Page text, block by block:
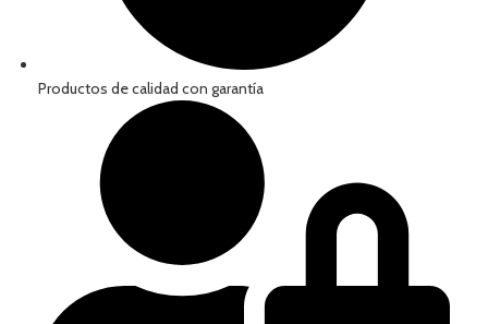
Productos de calidad con garantía